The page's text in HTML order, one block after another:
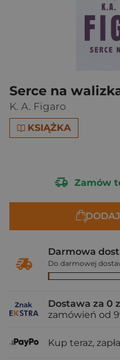
Serce na
K. A. Figaro
KSIĄŻKA
Zamów
Darmowa
Do darmowej
Dostawa za 0
zamówień od
Kup teraz,